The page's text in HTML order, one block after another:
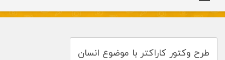
طرح وکتور کاراکتر با موضوع انسان